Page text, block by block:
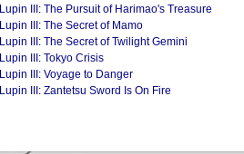
Lupin III: The Pursuit of Harimao's Treasure
Lupin III: The Secret of Mamo
Lupin III: The Secret of Twilight Gemini
Lupin III: Tokyo Crisis
Lupin III: Voyage to Danger
Lupin III: Zantetsu Sword Is On Fire